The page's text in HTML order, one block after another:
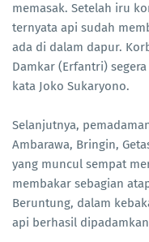
memasak. Setelah iru
ternyata api sudah
ada di dalam dapur.
Damkar (Erfantri)
kata Joko Sukaryono.
Selanjutnya,
Ambarawa, Bringin,
yang muncul sempat
membakar sebagian
Beruntung, dalam
api berhasil